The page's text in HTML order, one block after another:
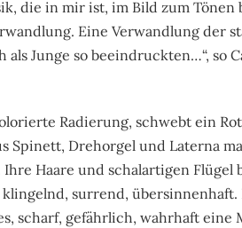
die in mir ist, im Bild zum Tönen
Eine Verwandlung der
Junge so beeindruckten…“, so
Radierung, schwebt ein
Spinett, Drehorgel und Laterna
Haare und schalartigen Flügel
surrend, übersinnenhaft.
scharf, gefährlich, wahrhaft eine